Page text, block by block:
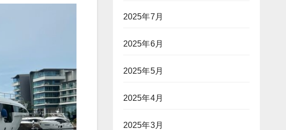
2025年7月
2025年6月
2025年5月
2025年4月
2025年3月